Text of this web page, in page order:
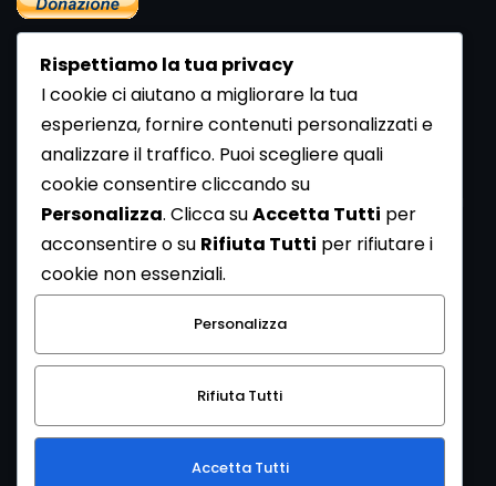
Newsletter
Se vuoi ricevere la Rivista gratuita di archeologia realizzata
dalla Redazione di ArcheoMedia iscriviti alla nostra
Newsletter [Clicca Qui]
Con l'invio del messaggio l'utente dichiara di aver letto
l’informativa sulla privacy e di acconsentire al trattamento
dei propri dati personali.
Rispettiamo la tua privacy
I cookie ci aiutano a migliorare la tua
esperienza, fornire contenuti personalizzati e
analizzare il traffico. Puoi scegliere quali
cookie consentire cliccando su
Personalizza. Clicca suAccetta Tutti per
acconsentire o su Rifiuta Tutti per rifiutare i
cookie non essenziali.
Personalizza
Rifiuta Tutti
Accetta Tutti